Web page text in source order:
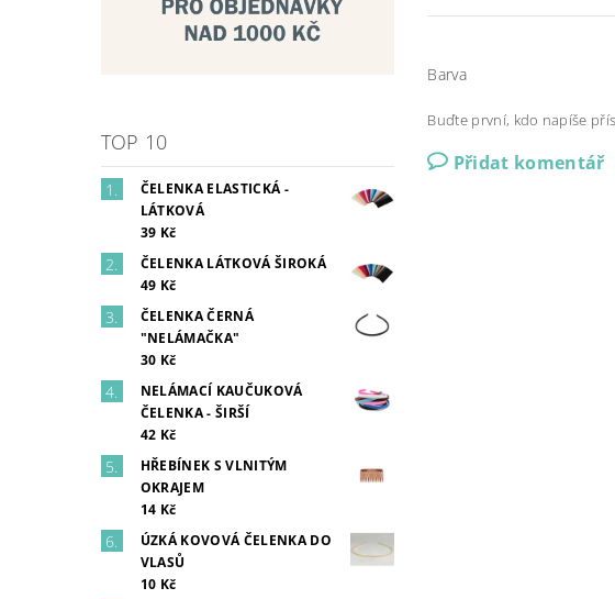
TOP 10
ČELENKA ELASTICKÁ -
LÁTKOVÁ
39 Kč
ČELENKA LÁTKOVÁ ŠIROKÁ
49 Kč
ČELENKA ČERNÁ
"NELÁMAČKA"
30 Kč
NELÁMACÍ KAUČUKOVÁ
ČELENKA - ŠIRŠÍ
42 Kč
HŘEBÍNEK S VLNITÝM
OKRAJEM
14 Kč
ÚZKÁ KOVOVÁ ČELENKA DO
VLASŮ
10 Kč
Barva
Buďte první, kdo napíše
Přidat komentář